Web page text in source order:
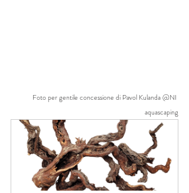
Foto per gentile concessione di Pavol Kulanda @NI
aquascaping